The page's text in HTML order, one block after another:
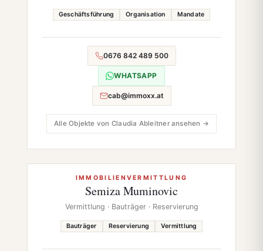
Geschäftsführung Organisation Mandate
0676 842 489 500
WHATSAPP
cab@immoxx.at
Alle Objekte von Claudia Ableitner ansehen →
IMMOBILIENVERMITTLUNG
Semiza Muminovic
Vermittlung · Bauträger · Reservierung
Bauträger Reservierung Vermittlung